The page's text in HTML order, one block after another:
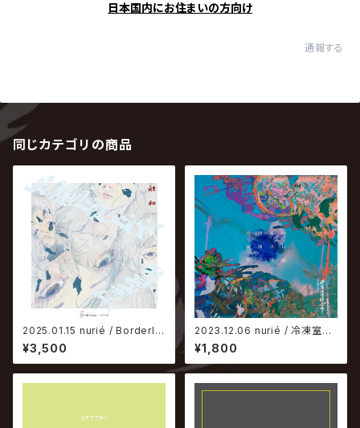
日本国内にお住まいの方向け
通報する
同じカテゴリの商品
2025.01.15 nurié / Borderle
ss
¥3,500
2023.12.06 nurié / 冷凍室の
凝固点は繋ぐ体温
¥1,800